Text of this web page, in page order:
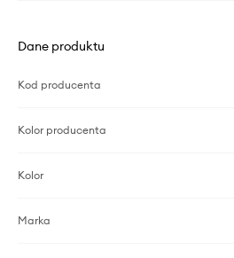
Dane produktu
Kod producenta
Kolor producenta
Kolor
Marka